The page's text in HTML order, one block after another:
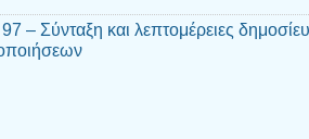
– Σύνταξη και λεπτομέρειες